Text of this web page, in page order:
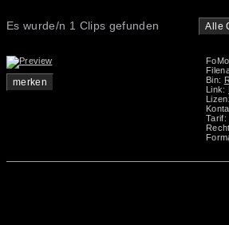
Es wurde/n 1 Clips gefunden Alle
merken
Bin:
Link:
Tarif: